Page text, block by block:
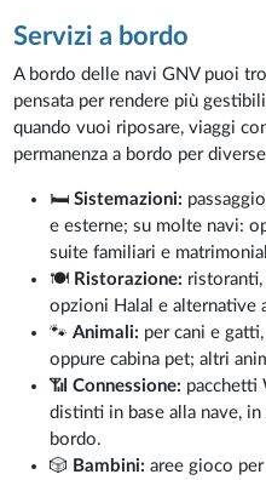
Servizi a bordo
A bordo delle navi GNV puoi
pensata per rendere più
quando vuoi riposare, viaggi
permanenza a bordo per
🛏️Sistemazioni:
e esterne; su molte navi:
suite familiari e
🍽️ Ristorazione: ristoranti,
opzioni Halal e alternative
🐾Animali: per cani e
oppure cabina pet; altri
📶Connessione: pacchetti
distinti in base alla nave,
bordo.
🎲 Bambini: aree gioco